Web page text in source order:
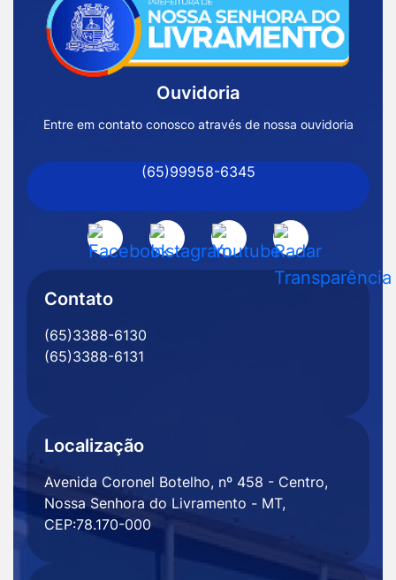
Página
Inicial
de
Senhora
do
Livramento
MT
Acessar
a
Social
Facebook
Acessar
a
Acessar
a
Acessar
a
Rede
Ouvidoria
Entre em contato conosco através de nossa ouvidoria
(65)99958-6345
Contato
(65)3388-6130
(65)3388-6131
Localização
Avenida Coronel Botelho, nº 458 - Centro,
Nossa Senhora do Livramento - MT,
CEP:78.170-000